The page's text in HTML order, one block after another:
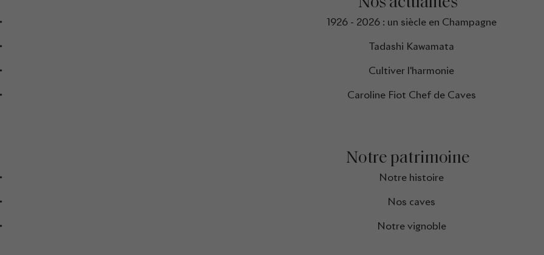
1926 - 2026 : un siècle en Champagne
Tadashi Kawamata
Cultiver l'harmonie
Caroline Fiot Chef de Caves
Notre patrimoine
Notre histoire
Nos caves
Notre vignoble